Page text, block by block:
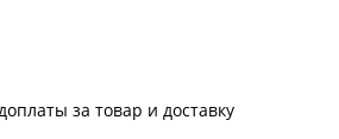
за товар и доставку